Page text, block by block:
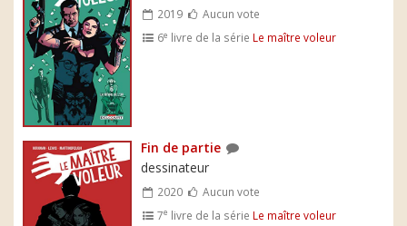
2019
Aucun vote
6e livre de la série Le maître voleur
Fin de partie
dessinateur
2020
Aucun vote
7e livre de la série Le maître voleur